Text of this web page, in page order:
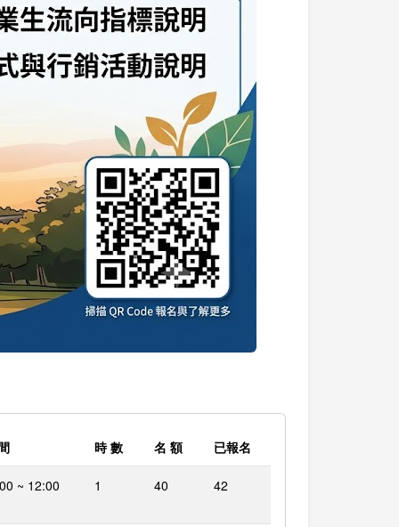
時 數 名 額 已報名
~ 12:00 1 40 42